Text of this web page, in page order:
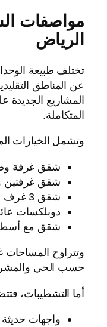
مواصفات
الرياض
تختلف طبيعة
عن المناطق
المشاريع الجديدة
المتكاملة.
وتشمل الخيارات
شقق غرفة
شقق غرفتين
شقق 3 غرف وصالة
دوبلكسات
شقق مع
حسب الحي
أما التشطيبات،
واجهات حديثة